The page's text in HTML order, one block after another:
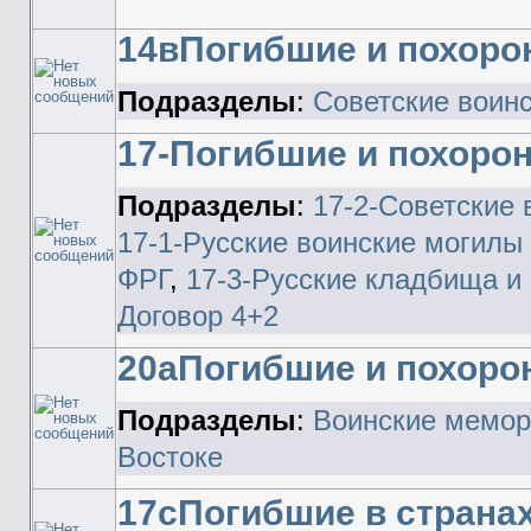
14вПогибшие и
Подразделы: Советские
17-Погибшие и
Подразделы: 17-2-Советские
17-1-Русские воинские
ФРГ, 17-3-Русские кладбища
Договор 4+2
20аПогибшие и
Подразделы: Воинские
Востоке
17сПогибшие в